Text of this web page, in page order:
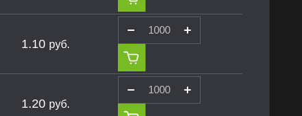
1.10 руб.
1.20 руб.